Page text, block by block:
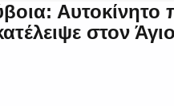
Αυτοκίνητο
στον